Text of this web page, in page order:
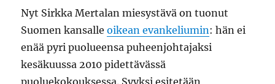
Nyt Sirkka Mertalan miesystävä on tuonut
Suomen kansalleoikean evankeliumin: hän ei
enää pyri puolueensa puheenjohtajaksi
kesäkuussa 2010 pidettävässä
puoluekokouksessa. Syyksi esitetään